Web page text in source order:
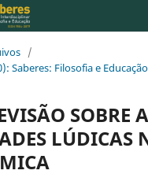
/
Saberes: Filosofia e Educação
SOBRE
LÚDICAS